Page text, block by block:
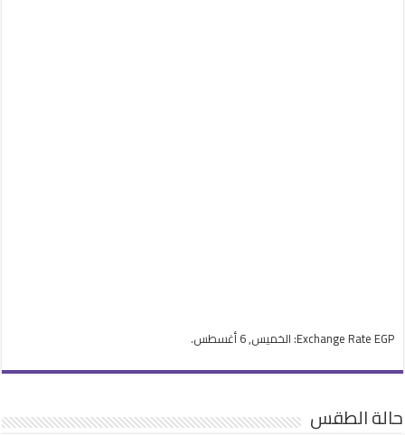
Exchange Rate EGP : الخميس, 6 أغسطس.
حالة الطقس